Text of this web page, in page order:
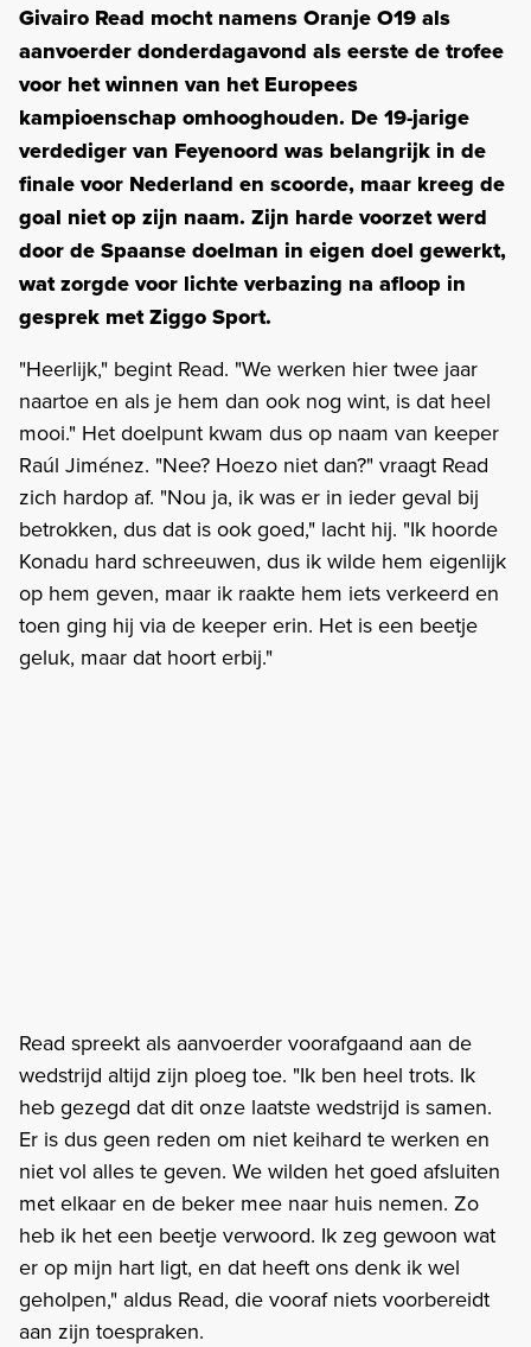
Givairo Read mocht namens Oranje O19 als
aanvoerder donderdagavond als eerste de trofee
voor het winnen van het Europees
kampioenschap omhooghouden. De 19-jarige
verdediger van Feyenoord was belangrijk in de
finale voor Nederland en scoorde, maar kreeg de
goal niet op zijn naam. Zijn harde voorzet werd
door de Spaanse doelman in eigen doel gewerkt,
wat zorgde voor lichte verbazing na afloop in
gesprek met Ziggo Sport.
"Heerlijk," begint Read. "We werken hier twee jaar
naartoe en als je hem dan ook nog wint, is dat heel
mooi." Het doelpunt kwam dus op naam van keeper
Raúl Jiménez. "Nee? Hoezo niet dan?" vraagt Read
zich hardop af. "Nou ja, ik was er in ieder geval bij
betrokken, dus dat is ook goed," lacht hij. "Ik hoorde
Konadu hard schreeuwen, dus ik wilde hem eigenlijk
op hem geven, maar ik raakte hem iets verkeerd en
toen ging hij via de keeper erin. Het is een beetje
geluk, maar dat hoort erbij."
Read spreekt als aanvoerder voorafgaand aan de
wedstrijd altijd zijn ploeg toe. "Ik ben heel trots. Ik
heb gezegd dat dit onze laatste wedstrijd is samen.
Er is dus geen reden om niet keihard te werken en
niet vol alles te geven. We wilden het goed afsluiten
met elkaar en de beker mee naar huis nemen. Zo
heb ik het een beetje verwoord. Ik zeg gewoon wat
er op mijn hart ligt, en dat heeft ons denk ik wel
geholpen," aldus Read, die vooraf niets voorbereidt
aan zijn toespraken.